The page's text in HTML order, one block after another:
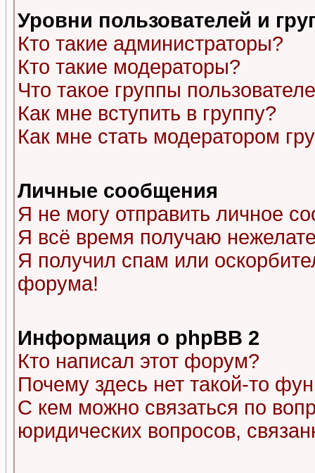
Уровни пользователей и
Кто такие администраторы?
Кто такие модераторы?
Что такое группы
Как мне вступить в группу?
Как мне стать модератором
Личные сообщения
Я не могу отправить личное
Я всё время получаю
Я получил спам или
форума!
Информация о phpBB 2
Кто написал этот форум?
Почему здесь нет такой-то
С кем можно связаться по
юридических вопросов,